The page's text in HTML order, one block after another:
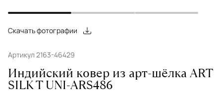
Скачать фотографии
Артикул 2163-46429
Индийский ковер из арт-шёлка ART
SILK T UNI-ARS486